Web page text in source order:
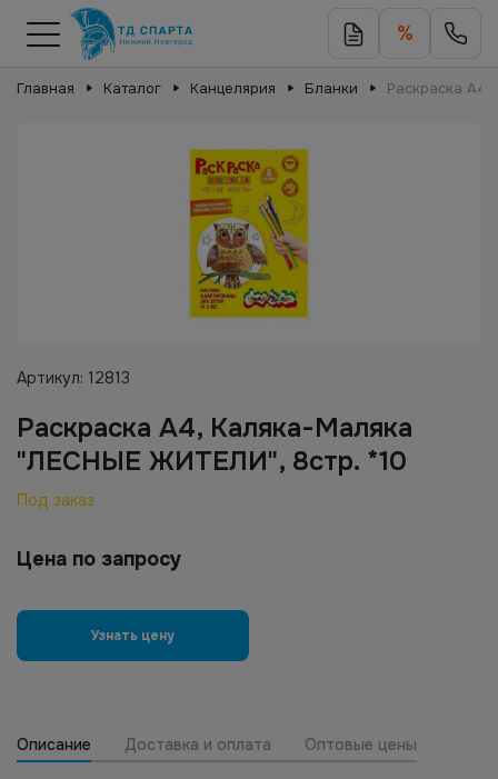
%
Главная Каталог Канцелярия Бланки Раскраска
Артикул: 12813
Раскраска A4, Каляка-Маляка
"ЛЕСНЫЕ ЖИТЕЛИ", 8стр. *10
Под заказ
Цена по запросу
Узнать цену
Описание Доставка и оплата Оптовые цены